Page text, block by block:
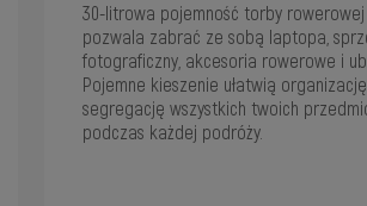
30-litrowa pojemność torby rowerowej
pozwala zabrać ze sobą laptopa,
fotograficzny, akcesoria rowerowe i
Pojemne kieszenie ułatwią
segregację wszystkich twoich
podczas każdej podróży.